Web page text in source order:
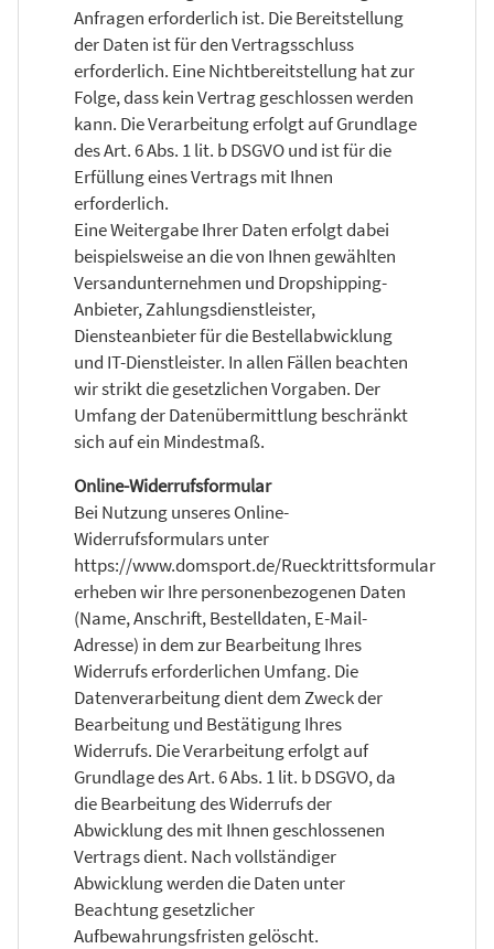
Anfragen erforderlich ist. Die Bereitstellung
der Daten ist für den Vertragsschluss
erforderlich. Eine Nichtbereitstellung hat zur
Folge, dass kein Vertrag geschlossen werden
kann. Die Verarbeitung erfolgt auf Grundlage
des Art. 6 Abs. 1 lit. b DSGVO und ist für die
Erfüllung eines Vertrags mit Ihnen
erforderlich.
Eine Weitergabe Ihrer Daten erfolgt dabei
beispielsweise an die von Ihnen gewählten
Versandunternehmen und Dropshipping-
Anbieter, Zahlungsdienstleister,
Diensteanbieter für die Bestellabwicklung
und IT-Dienstleister. In allen Fällen beachten
wir strikt die gesetzlichen Vorgaben. Der
Umfang der Datenübermittlung beschränkt
sich auf ein Mindestmaß.
Online-Widerrufsformular
Bei Nutzung unseres Online-
Widerrufsformulars unter
https://www.domsport.de/Ruecktrittsformular
erheben wir Ihre personenbezogenen Daten
(Name, Anschrift, Bestelldaten, E-Mail-
Adresse) in dem zur Bearbeitung Ihres
Widerrufs erforderlichen Umfang. Die
Datenverarbeitung dient dem Zweck der
Bearbeitung und Bestätigung Ihres
Widerrufs. Die Verarbeitung erfolgt auf
Grundlage des Art. 6 Abs. 1 lit. b DSGVO, da
die Bearbeitung des Widerrufs der
Abwicklung des mit Ihnen geschlossenen
Vertrags dient. Nach vollständiger
Abwicklung werden die Daten unter
Beachtung gesetzlicher
Aufbewahrungsfristen gelöscht.